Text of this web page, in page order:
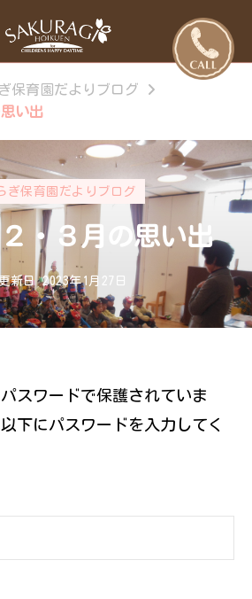
保育園・東
京日の出
野市【さく
らぎ保育
園】
について · 園施
特色 · 入園のご
案内 · 未就園児
教室 · 園のいち
日 · 年間行事 ·
さくらぎ保育園
だより · さくら
ぎ保育園 。子
ども達はもちろ
ん私達大人も認
められ、認め合
う喜びを感じな
ていく大切さを
伝えていきたい
と思っていま
保育園だよりブログ
い出
ぎ保育園だよりブログ
・３月の思い出
新日2023年1月27日
スワードで保護されていま
下にパスワードを入力してく